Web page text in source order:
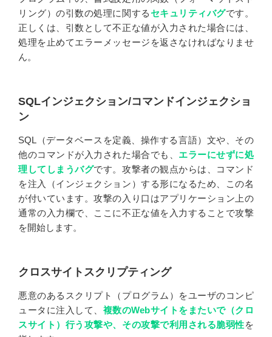
リング）の引数の処理に関する セキュリティバグです。
正しくは、引数として不正な値が入力された場合には、
処理を止めてエラーメッセージを返さなければなりませ
ん。
SQLインジェクション/コマンドインジェクショ
ン
SQL（データベースを定義、操作する言語）文や、その
他のコマンドが入力された場合でも、 エラーにせずに処
理してしまうバグです。攻撃者の観点からは、コマンド
を注入（インジェクション）する形になるため、この名
が付いています。攻撃の入り口はアプリケーション上の
通常の入力欄で、ここに不正な値を入力することで攻撃
を開始します。
クロスサイトスクリプティング
悪意のあるスクリプト（プログラム）をユーザのコンピ
ュータに注入して、 複数のWebサイトをまたいで（クロ
スサイト）行う攻撃や、その攻撃で利用される脆弱性を